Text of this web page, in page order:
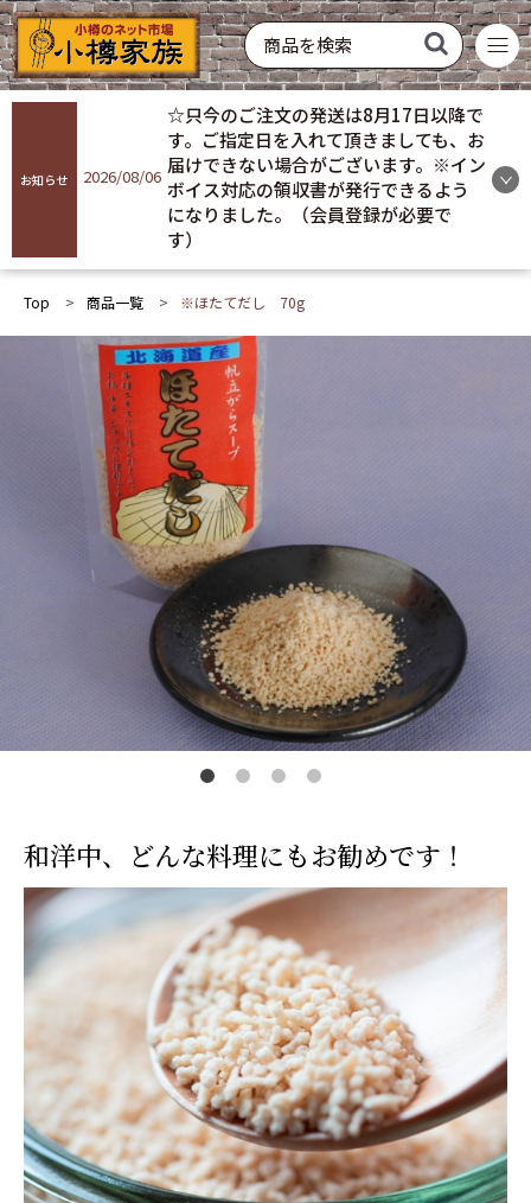
菓子 飲料 酒類 硝子製品 常温配送
冷蔵配送 冷凍配送 お買い得 おすすめ ギフト
商品を探す
ログイン
会員登録
お気に入り
ご利用ガイド
プライバシーポリシー
カートを見る
￥0
冷蔵 0
￥0
冷凍
￥0
お知らせ 2026/08/06
☆只今のご注文の発送は8月17日以降で
す。ご指定日を入れて頂きましても、お
届けできない場合がございます。※イン
ボイス対応の領収書が発行できるよう
になりました。（会員登録が必要で
す）
Top 商品一覧 ※ほたてだし 70g
和洋中、どんな料理にもお勧めです！